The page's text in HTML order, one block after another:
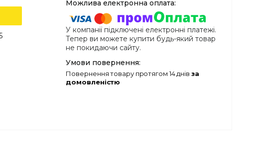
У компанії підключені електронні платежі.
Тепер ви можете купити будь-який товар
не покидаючи сайту.
повернення товару протягом 14 днів за
домовленістю